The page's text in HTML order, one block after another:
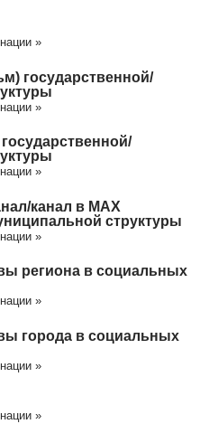
»
государственной/
»
»
канал в МАХ
структуры
»
региона в социальных
»
города в социальных
»
»